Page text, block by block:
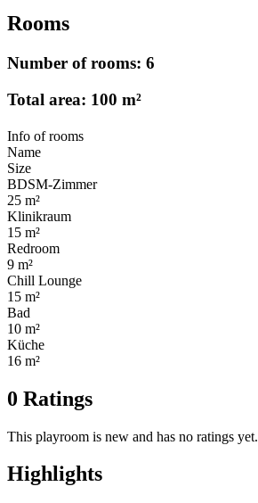
Rooms
Number of rooms: 6
Total area: 100 m²
Info of rooms
Name
Size
BDSM-Zimmer
25 m²
Klinikraum
15 m²
Redroom
9 m²
Chill Lounge
15 m²
Bad
10 m²
Küche
16 m²
0 Ratings
This playroom is new and has no ratings yet.
Highlights